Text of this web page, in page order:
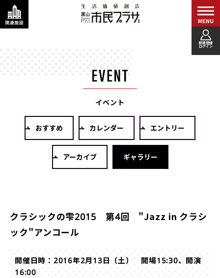
新規登録
ログイン
イベント
おすすめ カレンダー エントリー
アーカイブ ギャラリー
クラシックの雫2015 第4回 "Jazz in クラシ
ック"アンコール
開催日時：2016年2月13日（土） 開場15:30、開演
16:00